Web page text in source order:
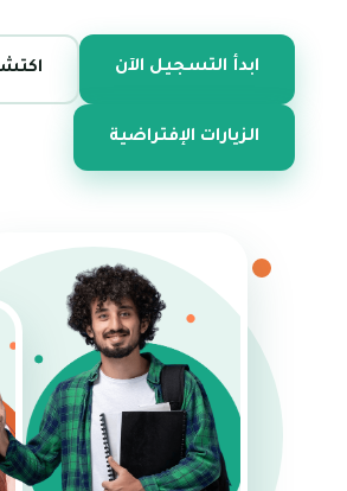
ابدأ التسجيل الآن
الزيارات الإفتراضية